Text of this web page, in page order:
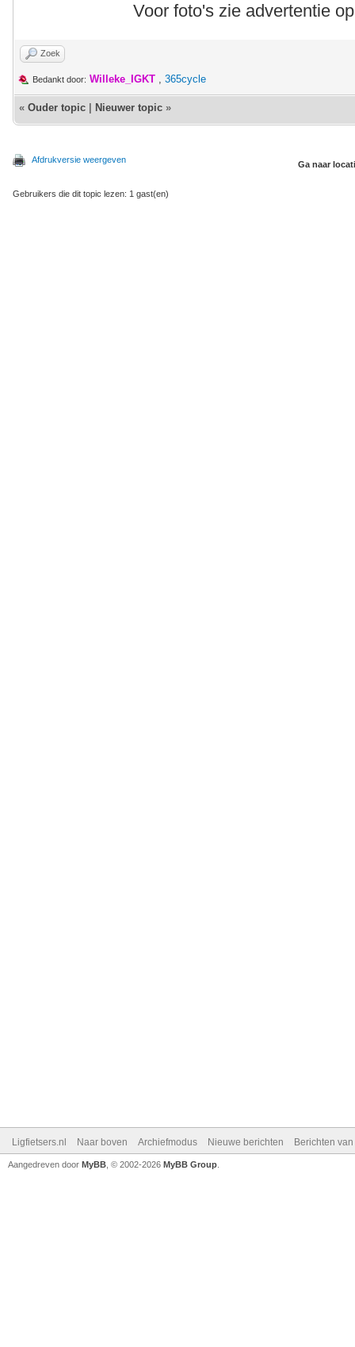
Voor foto's zie advertentie
Zoek
Bedankt door: Willeke_IGKT , 365cycle
« Ouder topic Nieuwer topic »
Afdrukversie weergeven Ga naar
Gebruikers die dit topic lezen: 1 gast(en)
Ligfietsers.nl Naar boven Archiefmodus Nieuwe berichten Berichten
Aangedreven door MyBB , © 2002-2026 MyBB Group